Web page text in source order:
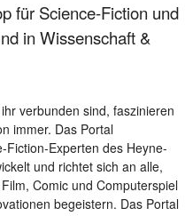
für Science-Fiction und
in Wissenschaft &
verbunden sind, faszinieren
immer. Das Portal
Experten des Heyne-
und richtet sich an alle,
Comic und Computerspiel
begeistern. Das Portal